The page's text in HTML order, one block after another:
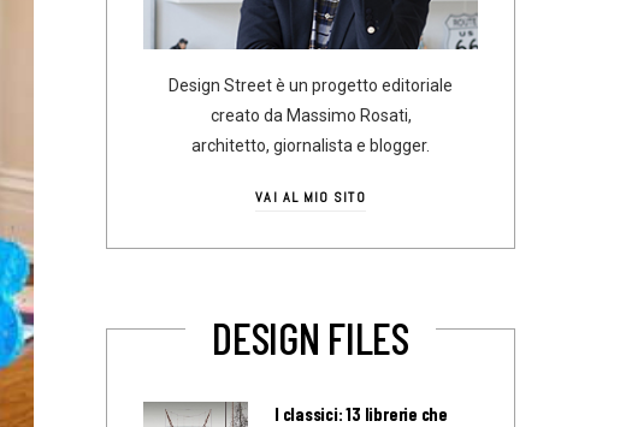
Design Street è un progetto editoriale
creato da Massimo Rosati,
architetto, giornalista e blogger.
VAI AL MIO SITO
DESIGN FILES
I classici: 13 librerie che